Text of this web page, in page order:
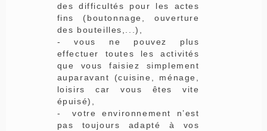
des difficultés pour les actes
fins (boutonnage, ouverture
des bouteilles,...),
- vous ne pouvez plus
effectuer toutes les activités
que vous faisiez simplement
auparavant (cuisine, ménage,
loisirs car vous êtes vite
épuisé),
- votre environnement n’est
pas toujours adapté à vos